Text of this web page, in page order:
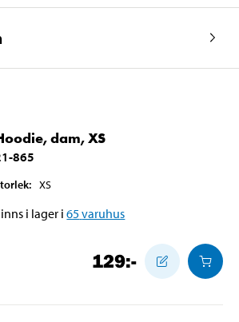
dam, XS
865
: XS
i lager i 65varuhus
129:-